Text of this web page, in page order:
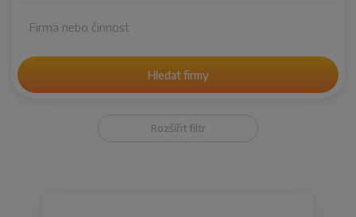
Hledat firmy
Rozšířit filtr